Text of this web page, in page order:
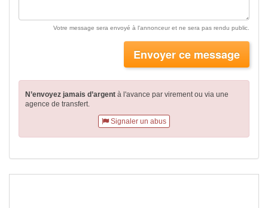
Votre message sera envoyé à l'annonceur et ne sera pas rendu public.
Envoyer ce message
N’envoyez jamais d’argent à l'avance par virementou via une
agence de transfert.
Signaler un abus